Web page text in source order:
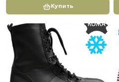
Купить